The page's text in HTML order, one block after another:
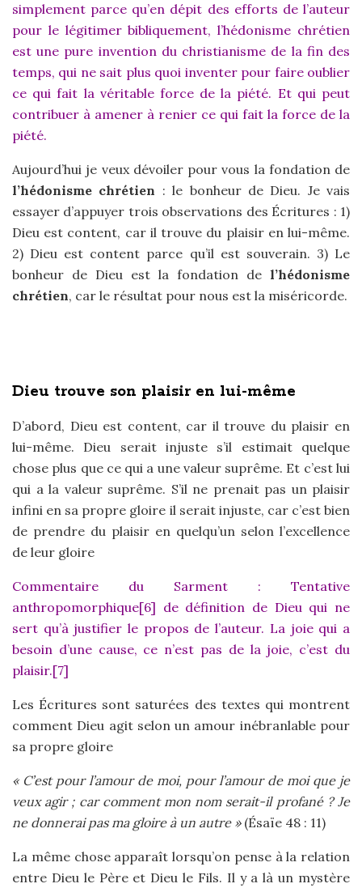
simplement parce qu’en dépit des efforts de l’auteur
pour le légitimer bibliquement, l’hédonisme chrétien
est une pure invention du christianisme de la fin des
temps, qui ne sait plus quoi inventer pour faire oublier
ce qui fait la véritable force de la piété. Et qui peut
contribuer à amener à renier ce qui fait la force de la
piété.
Aujourd’hui je veux dévoiler pour vous la fondation de
l’hédonisme chrétien : le bonheur de Dieu. Je vais
essayer d’appuyer trois observations des Écritures : 1)
Dieu est content, car il trouve du plaisir en lui-même.
2) Dieu est content parce qu’il est souverain. 3) Le
bonheur de Dieu est la fondation de l’hédonisme
chrétien, car le résultat pour nous est la miséricorde.
Dieu trouve son plaisir en lui-même
D’abord, Dieu est content, car il trouve du plaisir en
lui-même. Dieu serait injuste s’il estimait quelque
chose plus que ce qui a une valeur suprême. Et c’est lui
qui a la valeur suprême. S’il ne prenait pas un plaisir
infini en sa propre gloire il serait injuste, car c’est bien
de prendre du plaisir en quelqu’un selon l’excellence
de leur gloire
Commentaire du Sarment : Tentative
anthropomorphique[6] de définition de Dieu qui ne
sert qu’à justifier le propos de l’auteur. La joie qui a
besoin d’une cause, ce n’est pas de la joie, c’est du
plaisir.[7]
Les Écritures sont saturées des textes qui montrent
comment Dieu agit selon un amour inébranlable pour
sa propre gloire
« C’est pour l’amour de moi, pour l’amour de moi que je
veux agir ; car comment mon nom serait-il profané ? Je
ne donnerai pas ma gloire à un autre »(Ésaïe 48 : 11)
La même chose apparaît lorsqu’on pense à la relation
entre Dieu le Père et Dieu le Fils. Il y a là un mystère